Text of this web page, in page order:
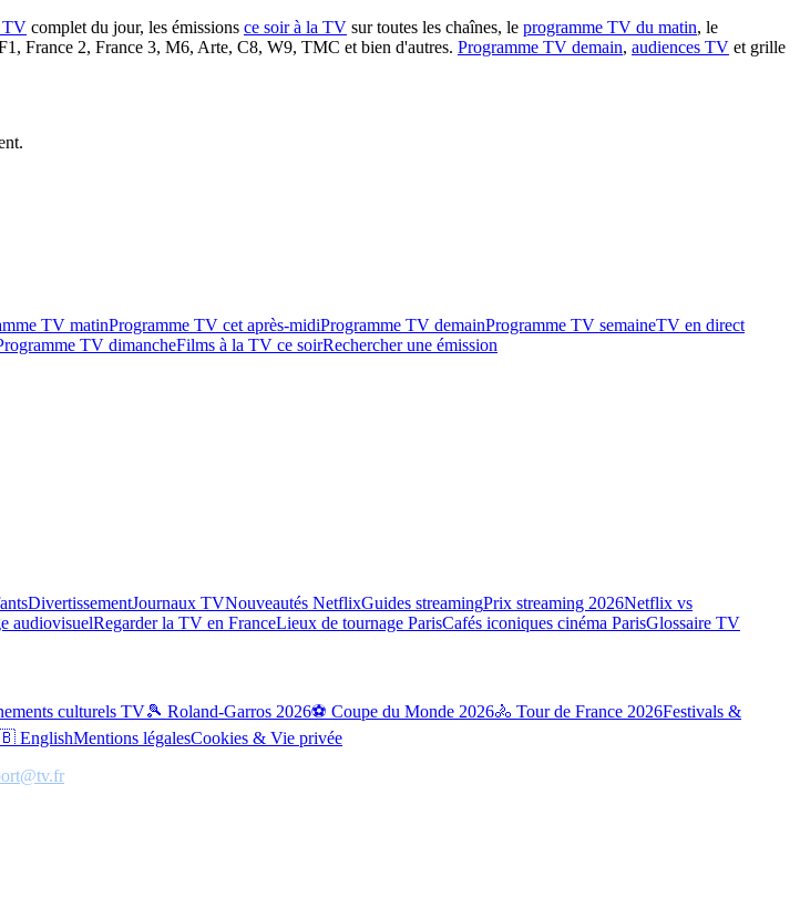
TV complet du jour, les émissions ce soir à la TV sur toutes les chaînes, le programme TV du matin, le
France 2, France 3, M6, Arte, C8, W9, TMC et bien d'autres. Programme TV demain, audiences TV et grille
TV matinProgramme TV cet après-midiProgramme TV demainProgramme TV semaineTV en direct
TV dimancheFilms à la TV ce soirRechercher une émission
DivertissementJournaux TVNouveautés NetflixGuides streamingPrix streaming 2026Netflix vs
audiovisuelRegarder la TV en FranceLieux de tournage ParisCafés iconiques cinéma ParisGlossaire TV
culturels TV🎾 Roland-Garros 2026⚽ Coupe du Monde 2026🚴 Tour de France 2026Festivals &
EnglishMentions légalesCookies & Vie privée